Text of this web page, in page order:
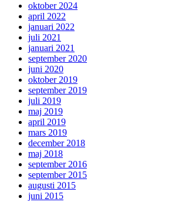
oktober 2024
april 2022
januari 2022
juli 2021
januari 2021
september 2020
juni 2020
oktober 2019
september 2019
juli 2019
maj 2019
april 2019
mars 2019
december 2018
maj 2018
september 2016
september 2015
augusti 2015
juni 2015